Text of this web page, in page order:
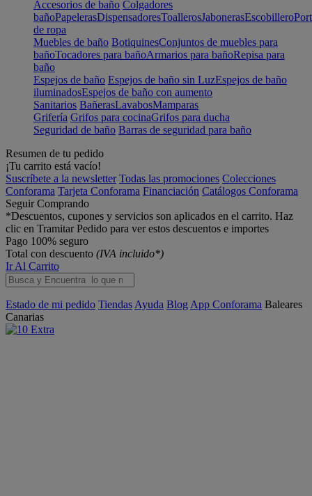
Accesorios de baño Colgadores
bañoPapelerasDispensadoresToallerosJabonerasEscobillero
de ropa
Muebles de baño BotiquinesConjuntos de muebles para
bañoTocadores para bañoArmarios para bañoRepisa para
baño
Espejos de baño Espejos de baño sin LuzEspejos de baño
iluminadosEspejos de baño con aumento
Sanitarios BañerasLavabosMamparas
Grifería Grifos para cocinaGrifos para ducha
Seguridad de baño Barras de seguridad para baño
Resumen de tu pedido
¡Tu carrito está vacío!
Suscríbete a la newsletter Todas las promociones Colecciones
Conforama Tarjeta Conforama Financiación Catálogos Conforama
Seguir Comprando
*Descuentos, cupones y servicios son aplicados en el carrito. Haz
clic en Tramitar Pedido para ver estos descuentos e importes
Pago 100% seguro
Total con descuento (IVA incluido*)
Ir Al Carrito
Estado de mi pedido Tiendas Ayuda Blog App Conforama Baleares
Canarias